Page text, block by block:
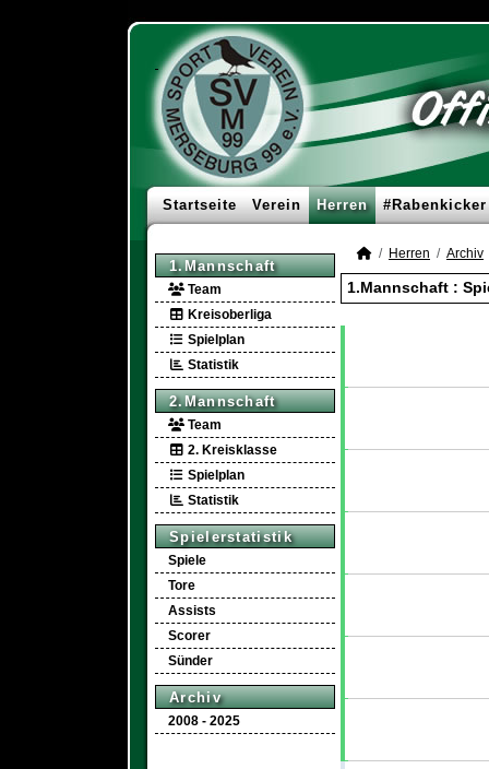
Startseite Verein Herren #Rabenkicker
1.Mannschaft
Team
Kreisoberliga
Spielplan
Statistik
2.Mannschaft
Team
2. Kreisklasse
Spielplan
Statistik
Spielerstatistik
Spiele
Tore
Assists
Scorer
Sünder
Archiv
2008 - 2025
Herren Archiv
1.Mannschaft :